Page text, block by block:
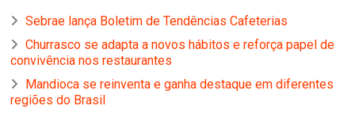
Sebrae lança Boletim de Tendências Cafeterias
Churrasco se adapta a novos hábitos e reforça papel de
convivência nos restaurantes
Mandioca se reinventa e ganha destaque em diferentes
regiões do Brasil